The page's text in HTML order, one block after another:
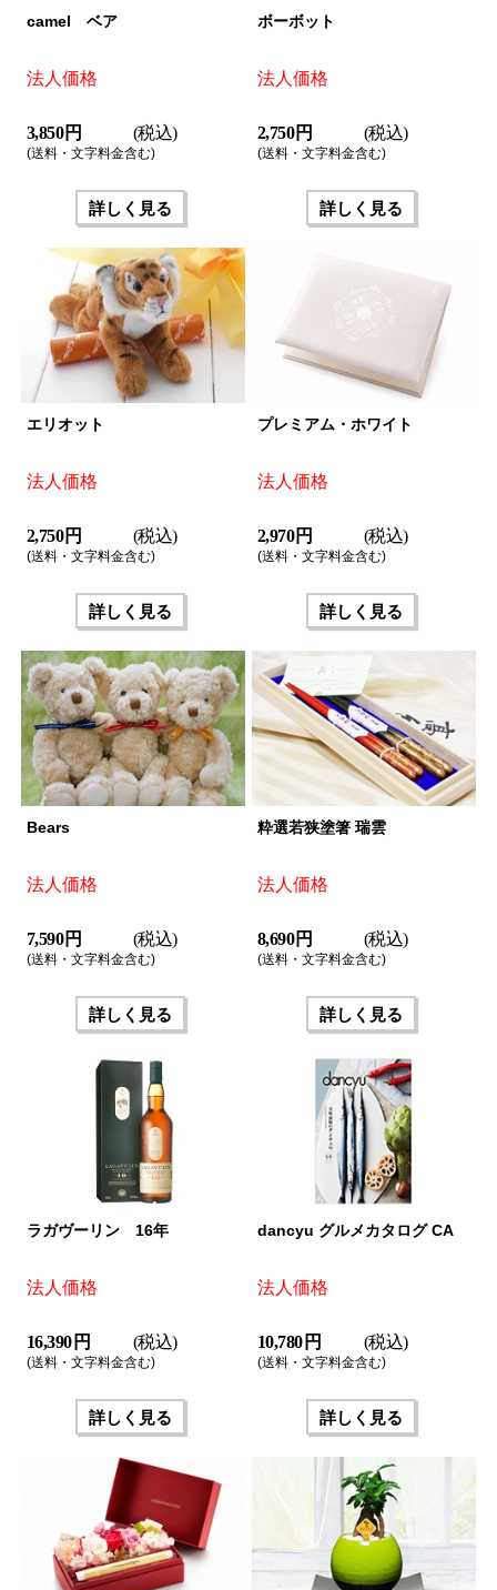
camel ベア
法人価格
3,850 円 (税込)
(送料・文字料金含む)
詳しく見る
ボーボット
法人価格
2,750 円 (税込)
(送料・文字料金含む)
詳しく見る
エリオット
法人価格
2,750 円 (税込)
(送料・文字料金含む)
詳しく見る
プレミアム・ホワイト
法人価格
2,970 円 (税込)
(送料・文字料金含む)
詳しく見る
Bears
法人価格
7,590 円 (税込)
(送料・文字料金含む)
詳しく見る
粋選若狭塗箸 瑞雲
法人価格
8,690 円 (税込)
(送料・文字料金含む)
詳しく見る
ラガヴーリン 16年
法人価格
16,390 円 (税込)
(送料・文字料金含む)
詳しく見る
dancyu グルメカタログ CA
法人価格
10,780 円 (税込)
(送料・文字料金含む)
詳しく見る